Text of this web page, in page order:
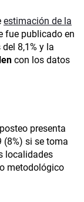
estimación de la
fue publicado en
8,1% y la
con los datos
presenta
(8%) si se toma
localidades
metodológico